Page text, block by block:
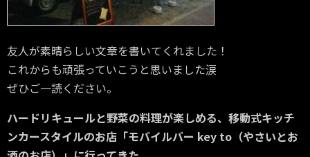
友人が素晴らしい文章を書いてくれました！
これからも頑張っていこうと思いました涙
ぜひご一読ください。
ハードリキュールと野菜の料理が楽しめる、移動式キッチ
ンカースタイルのお店「モバイルバー key to（やさいとお